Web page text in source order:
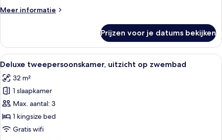
Meer informatie
Meer
tweepersoonskamer,
uitzicht
op
Prijzen voor je datums bekijken
Alle
foto's
voor
Deluxe
tweepersoonskamer,
uitzicht
op
Een minibar, een kluis op de kamer,
4
Deluxe tweepersoonskamer, uitzicht op zwembad
32 m²
1 slaapkamer
Max. aantal: 3
1 kingsize bed
Gratis wifi